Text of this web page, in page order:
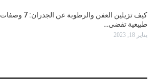
كيف تزيلين العفن والرطوبة عن الجدران: 7 وصفات
طبيعية تقضي…
يناير 18, 2023